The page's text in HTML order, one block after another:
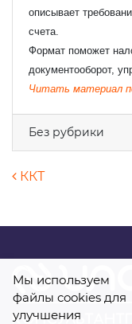
описывает
счета.
Формат поможет
документооборот,
Читать материал
Без рубрики
ККТ
Мы используем
файлы cookies для
улучшения